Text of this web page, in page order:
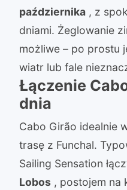
października , z
dniami. Żeglowanie
możliwe – po prostu
wiatr lub fale
Łączenie
dnia
Cabo Girão idealnie
trasę z Funchal.
Sailing Sensation
Lobos , postojem na